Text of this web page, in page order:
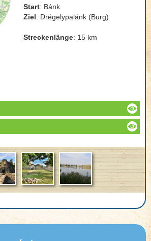
Start: Bánk
Ziel: Drégelypalánk (Burg)
Streckenlänge: 15 km